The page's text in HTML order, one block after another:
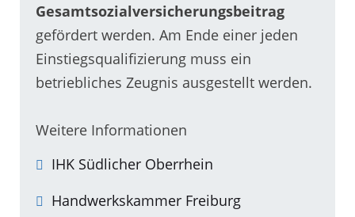
Gesamtsozialversicherungsbeitrag
gefördert werden. Am Ende einer jeden
Einstiegsqualifizierung muss ein
betriebliches Zeugnis ausgestellt werden.
Weitere Informationen
IHK Südlicher Oberrhein
Handwerkskammer Freiburg